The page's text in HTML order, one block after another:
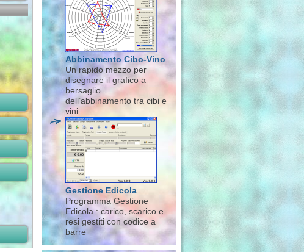
Abbinamento Cibo-Vino
Un rapido mezzo per
disegnare il grafico a
bersaglio
dell’abbinamento tra cibi e
vini
Gestione Edicola
Programma Gestione
Edicola : carico, scarico e
resi gestiti con codice a
barre